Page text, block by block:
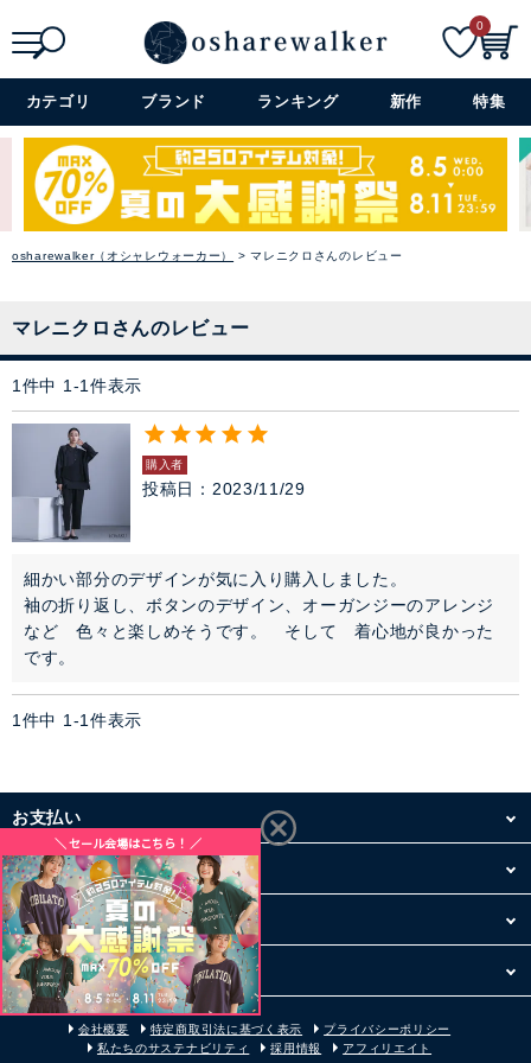
詳細検索+
0
カテゴリ ブランド ランキング 新作 特集
スウェット
ベスト
カーディガン
スカート
ワンピース
ぺチコート
アウター
コーデセット・セットアイテム
ファッション雑貨
セレモニー・オケージョン
アイテム特集
SALE
バイヤーおすすめのセレクシ
ョン
シーズンのトレンドと着心地の
良さを大切に、オシャレウォー
カーのバイヤーが厳選したアイ
osharewalker（オシャレウォーカー） マレニクロさんのレビュー
マレニクロさんのレビュー
1 件中 1 -1 件表示
購入者
投稿日 2023/11/29
細かい部分のデザインが気に入り購入しました。
袖の折り返し、ボタンのデザイン、オーガンジーのアレンジ
など　色々と楽しめそうです。　そして　着心地が良かった
です。
1 件中 1 -1 件表示
お支払い
配送・送料
お買い物について
その他
会社概要 特定商取引法に基づく表示
プライバシーポリシー
私たちのサステナビリティ
採用情報 アフィリエイト